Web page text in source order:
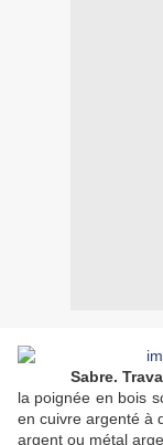
Sabre.
la poignée en bois
en cuivre argenté à
argent ou métal